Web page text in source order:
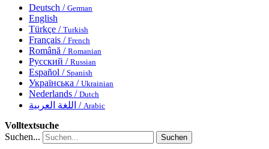
Deutsch / German
English
Türkçe / Turkish
Français / French
Română / Romanian
Русский / Russian
Español / Spanish
Українська / Ukrainian
Nederlands / Dutch
اللغة العربية / Arabic
Volltextsuche
Suchen...
Suchen